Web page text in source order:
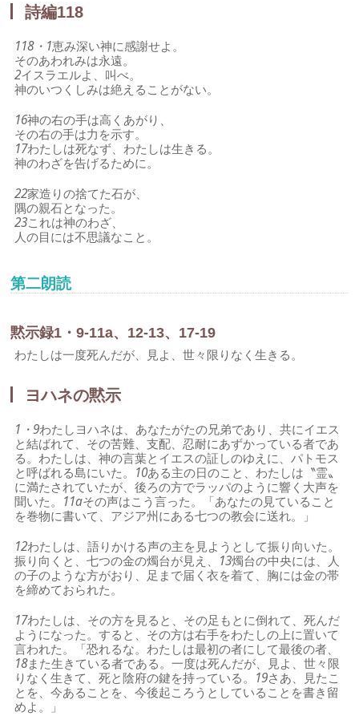
詩編118
118・1恵み深い神に感謝せよ。
そのあわれみは永遠。
2イスラエルよ、叫べ。
神のいつくしみは絶えることがない。
16神の右の手は高くあがり、
その右の手は力を示す。
17わたしは死なず、わたしは生きる。
神のわざを告げるために。
22家造りの捨てた石が、
隅の親石となった。
23これは神のわざ、
人の目には不思議なこと。
第二朗読
黙示録1・9-11a、12-13、17-19
わたしは一度死んだが、見よ、世々限りなく生きる。
ヨハネの黙示
1・9わたしヨハネは、あなたがたの兄弟であり、共にイエス
と結ばれて、その苦難、支配、忍耐にあずかっている者であ
る。わたしは、神の言葉とイエスの証しのゆえに、パトモス
と呼ばれる島にいた。 10ある主の日のこと、わたしは〝霊〟
に満たされていたが、後ろの方でラッパのように響く大声を
聞いた。 11aその声はこう言った。「あなたの見ていること
を巻物に書いて、アジア州にある七つの教会に送れ。」
12わたしは、語りかける声の主を見ようとして振り向いた。
振り向くと、七つの金の燭台が見え、 13燭台の中央には、人
の子のような方がおり、足まで届く衣を着て、胸には金の帯
を締めておられた。
17わたしは、その方を見ると、その足もとに倒れて、死んだ
ようになった。すると、その方は右手をわたしの上に置いて
言われた。「恐れるな。わたしは最初の者にして最後の者、
18また生きている者である。一度は死んだが、見よ、世々限
りなく生きて、死と陰府の鍵を持っている。 19さあ、見たこ
とを、今あることを、今後起ころうとしていることを書き留
めよ。」